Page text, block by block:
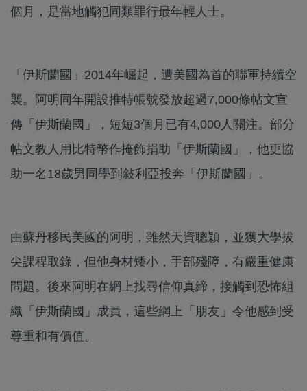
個月，是當地觸犯同類罪行最年輕人士。
「伊斯蘭國」2014年崛起，遭美國為首的聯軍持續空
襲。阿明同年開設推特帳號發放超過7,000條帖文宣
傳「伊斯蘭國」，短短3個月已有4,000人關注。部分
帖文教人用比特幣作掩飾捐助「伊斯蘭國」，他更協
助一名18歲男同學到敍利亞投奔「伊斯蘭國」。
由蘇丹移民美國的阿明，雖然天資聰穎，並獲大學拔
尖課程取錄，但他身材矮小，手部殘障，有嚴重健康
問題。後來阿明在網上找尋信仰真締，接觸到恐怖組
織「伊斯蘭國」成員，這些網上「朋友」令他感到受
尊重和有價值。